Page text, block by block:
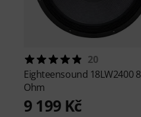
20
Eighteensound 18LW2400 8
Ohm
9 199 Kč